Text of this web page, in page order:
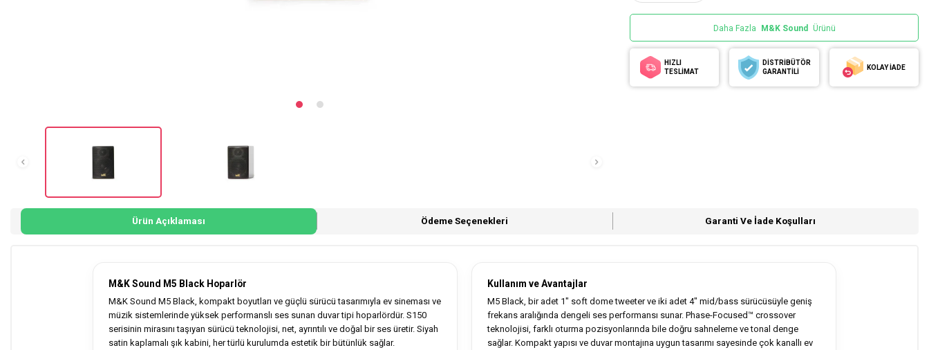
Daha Fazla M&K Sound Ürünü
HIZLI
TESLİMAT
DİSTRİBÜTÖR
GARANTİLİ
KOLAY İADE
Ürün Açıklaması Ödeme Seçenekleri Garanti Ve İade Koşulları
M&K Sound M5 Black Hoparlör
M&K Sound M5 Black, kompakt boyutları ve güçlü sürücü tasarımıyla ev sineması ve
müzik sistemlerinde yüksek performanslı ses sunan duvar tipi hoparlördür. S150
serisinin mirasını taşıyan sürücü teknolojisi, net, ayrıntılı ve doğal bir ses üretir. Siyah
satin kaplamalı şık kabini, her türlü kurulumda estetik bir bütünlük sağlar.
Kullanım ve Avantajlar
M5 Black, bir adet 1" soft dome tweeter ve iki adet 4" mid/bass sürücüsüyle geniş
frekans aralığında dengeli ses performansı sunar. Phase-Focused™ crossover
teknolojisi, farklı oturma pozisyonlarında bile doğru sahneleme ve tonal denge
sağlar. Kompakt yapısı ve duvar montajına uygun tasarımı sayesinde çok kanallı ev